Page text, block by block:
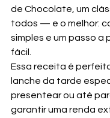
de Chocolate, um
todos — e o melhor:
simples e um passo a
fácil.
Essa receita é
lanche da tarde
presentear ou até
garantir uma renda